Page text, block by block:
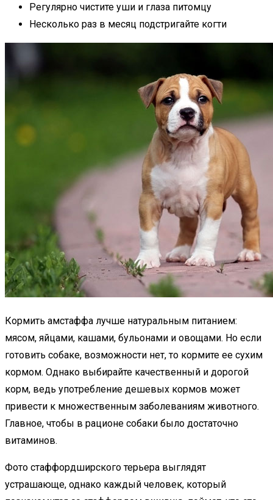
Регулярно чистите уши и глаза питомцу
Несколько раз в месяц подстригайте когти
Кормить амстаффа лучше натуральным питанием:
мясом, яйцами, кашами, бульонами и овощами. Но если
готовить собаке, возможности нет, то кормите ее сухим
кормом. Однако выбирайте качественный и дорогой
корм, ведь употребление дешевых кормов может
привести к множественным заболеваниям животного.
Главное, чтобы в рационе собаки было достаточно
витаминов.
Фото стаффордширского терьера выглядят
устрашающе, однако каждый человек, который